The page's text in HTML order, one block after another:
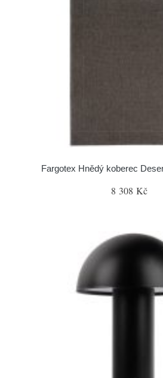
Fargotex Hnědý koberec
8 308 Kč